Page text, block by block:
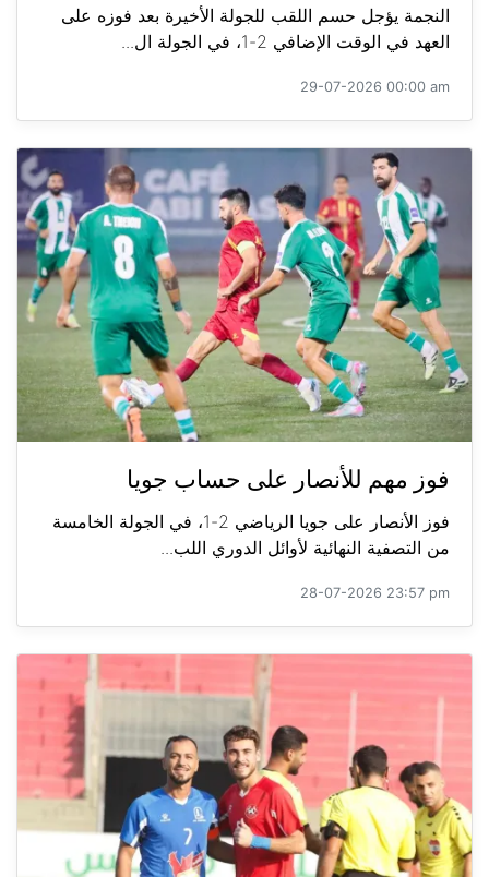
النجمة يؤجل حسم اللقب للجولة الأخيرة بعد فوزه على
العهد في الوقت الإضافي 2-1، في الجولة ال...
29-07-2026 00:00 am
فوز مهم للأنصار على حساب جويا
فوز الأنصار على جويا الرياضي 2-1، في الجولة الخامسة
من التصفية النهائية لأوائل الدوري اللب...
28-07-2026 23:57 pm